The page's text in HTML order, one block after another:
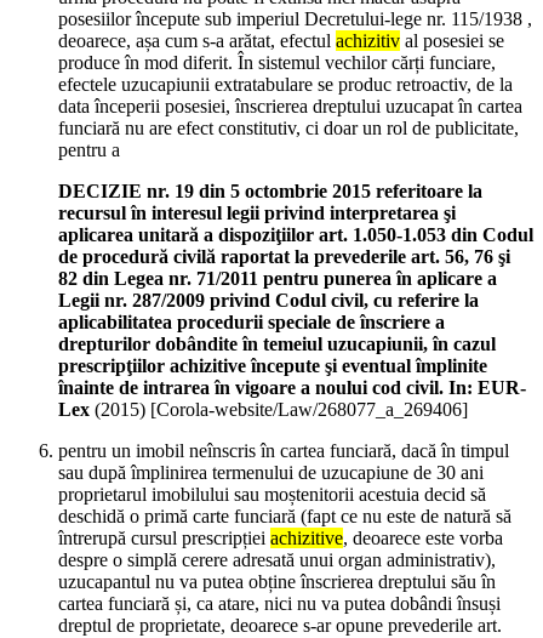
posesiilor începute sub imperiul Decretului-lege nr. 115/1938 ,
deoarece, așa cum s-a arătat, efectul achizitiv al posesiei se
produce în mod diferit. În sistemul vechilor cărți funciare,
efectele uzucapiunii extratabulare se produc retroactiv, de la
data începerii posesiei, înscrierea dreptului uzucapat în cartea
funciară nu are efect constitutiv, ci doar un rol de publicitate,
pentru a
DECIZIE nr. 19 din 5 octombrie 2015 referitoare la
recursul în interesul legii privind interpretarea şi
aplicarea unitară a dispoziţiilor art. 1.050-1.053 din Codul
de procedură civilă raportat la prevederile art. 56, 76 şi
82 din Legea nr. 71/2011 pentru punerea în aplicare a
Legii nr. 287/2009 privind Codul civil, cu referire la
aplicabilitatea procedurii speciale de înscriere a
drepturilor dobândite în temeiul uzucapiunii, în cazul
prescripţiilor achizitive începute şi eventual împlinite
înainte de intrarea în vigoare a noului cod civil. In: EUR-
Lex (2015) [Corola-website/Law/268077_a_269406]
pentru un imobil neînscris în cartea funciară, dacă în timpul
sau după împlinirea termenului de uzucapiune de 30 ani
proprietarul imobilului sau moștenitorii acestuia decid să
deschidă o primă carte funciară (fapt ce nu este de natură să
întrerupă cursul prescripției achizitive, deoarece este vorba
despre o simplă cerere adresată unui organ administrativ),
uzucapantul nu va putea obține înscrierea dreptului său în
cartea funciară și, ca atare, nici nu va putea dobândi însuși
dreptul de proprietate, deoarece s-ar opune prevederile art.